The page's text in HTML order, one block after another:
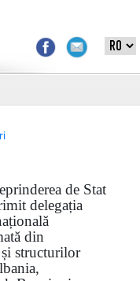
de Stat
delegația
din
structurilor